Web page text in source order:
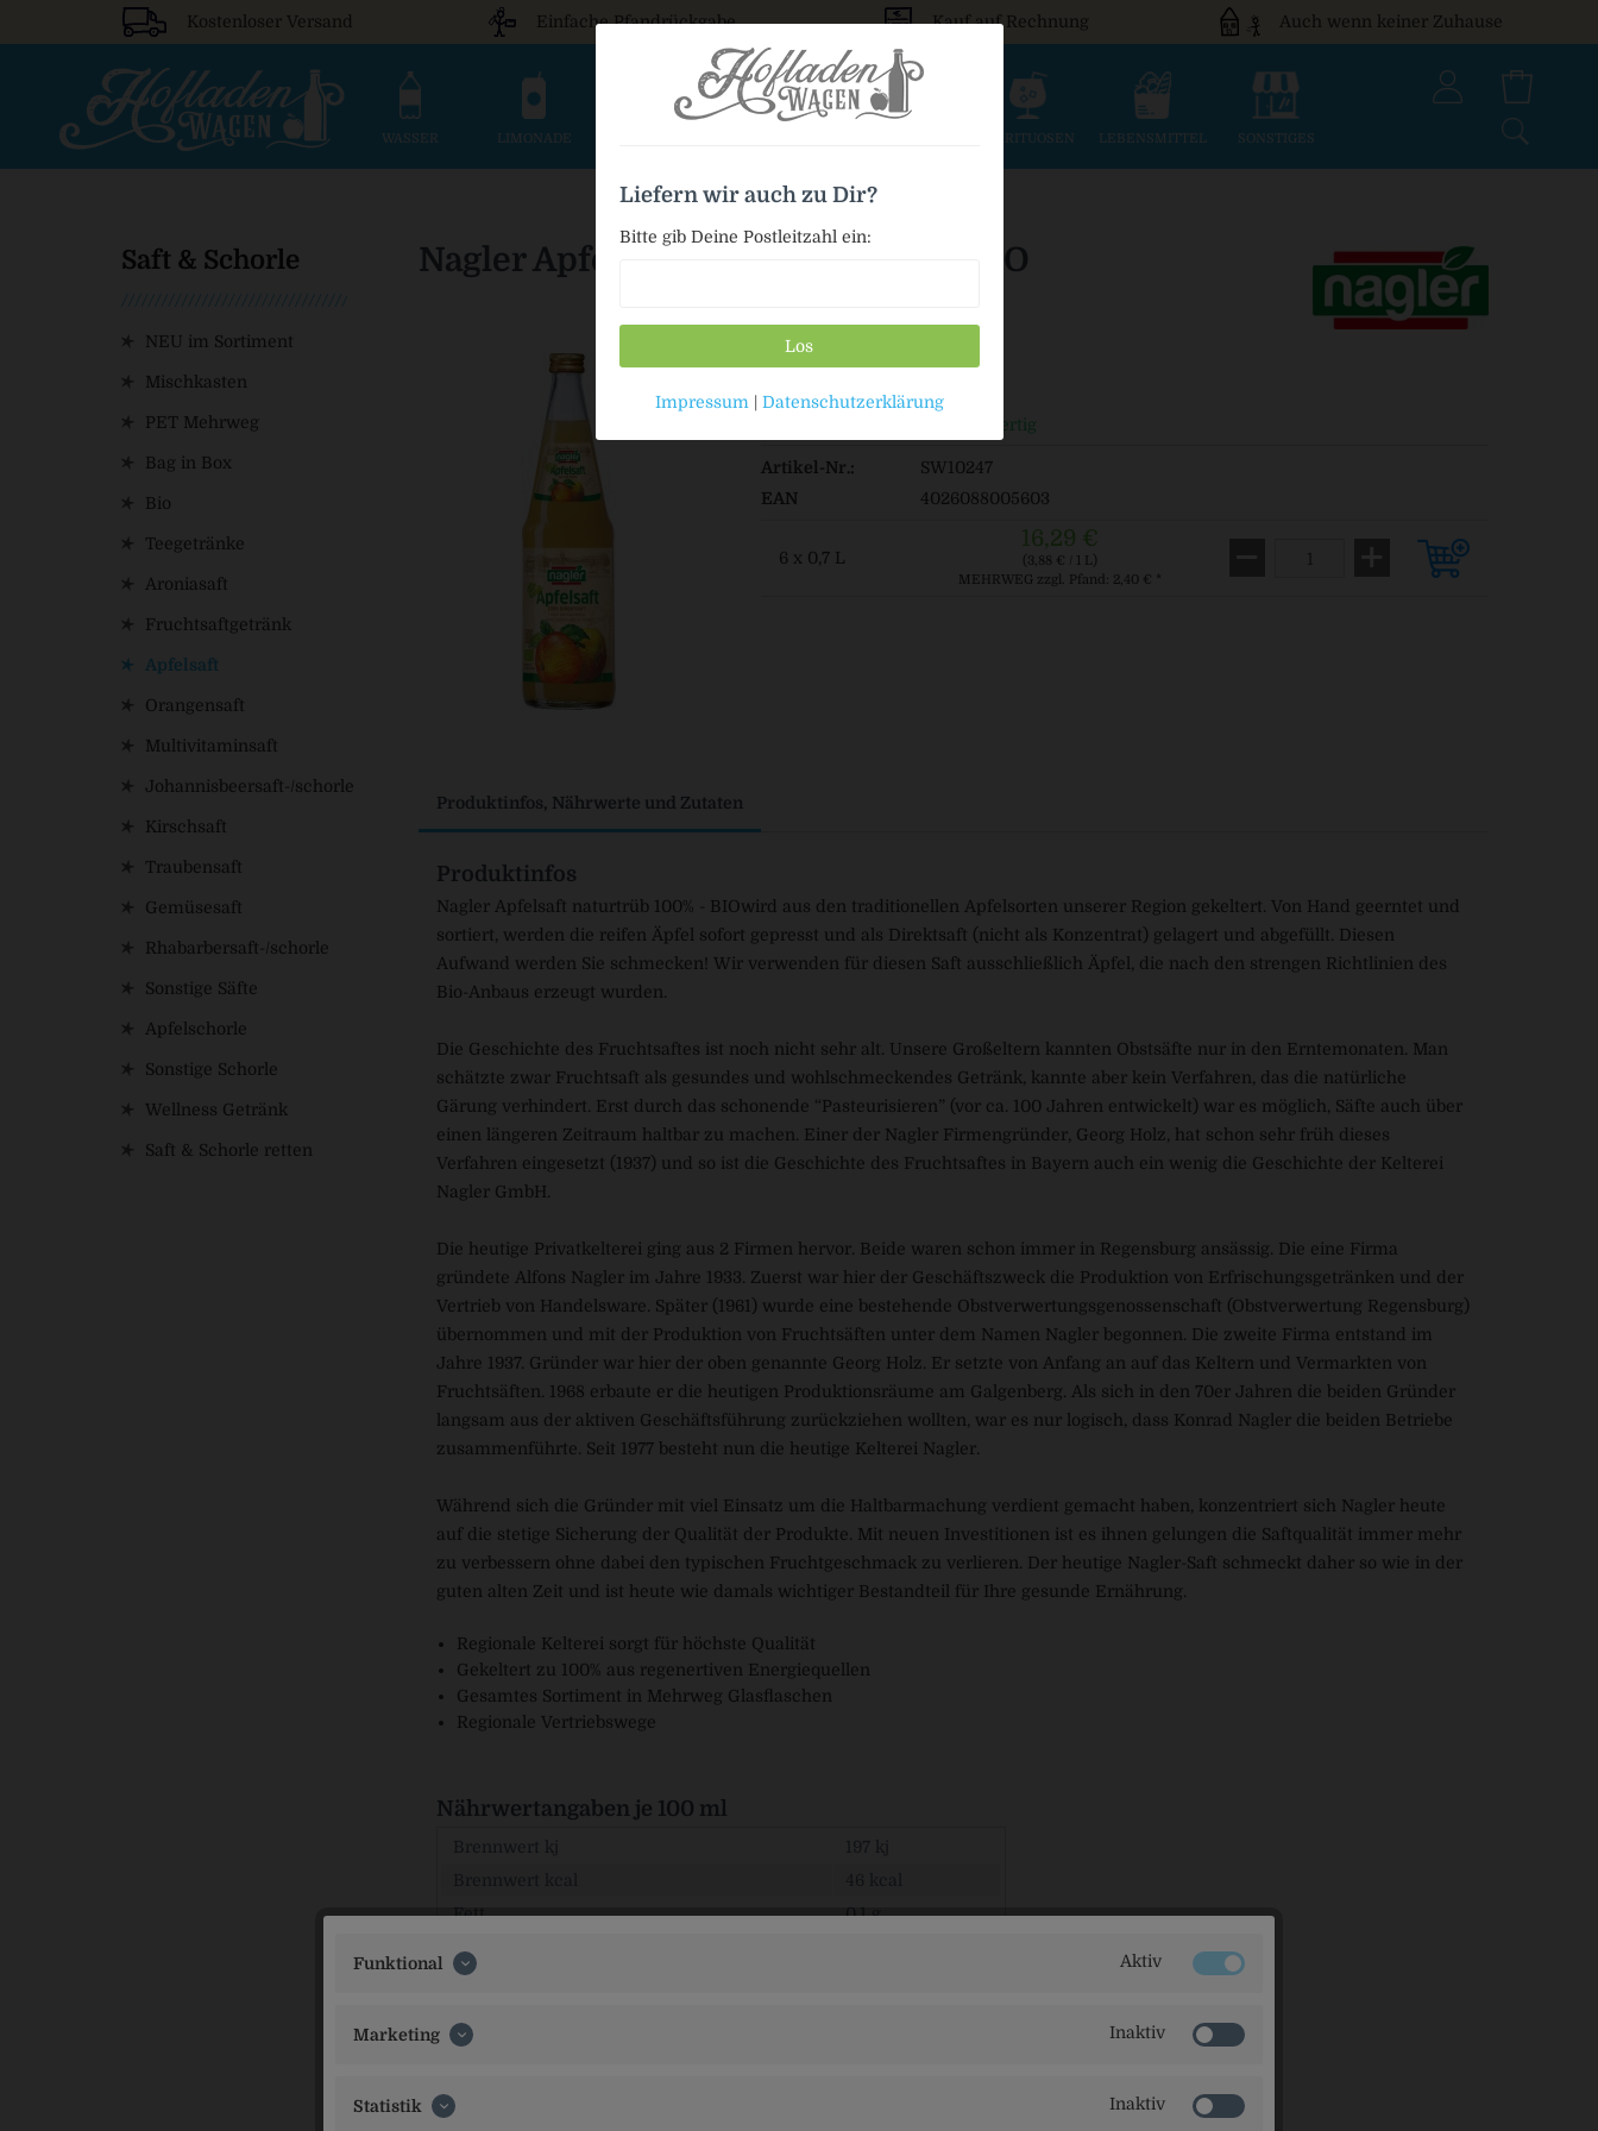
Kostenloser Versand Einfache Pfandrückgabe Kauf auf Rechnung Auch wenn keiner Zuhause
WASSER LIMONADE SPIRITUOSEN LEBENSMITTEL SONSTIGES
Saft & Schorle
NEU im Sortiment
Mischkasten
PET Mehrweg
Bag in Box
Bio
Teegetränke
Aroniasaft
Fruchtsaftgetränk
Apfelsaft
Orangensaft
Multivitaminsaft
Johannisbeersaft-/schorle
Kirschsaft
Traubensaft
Gemüsesaft
Rhabarbersaft-/schorle
Sonstige Säfte
Apfelschorle
Sonstige Schorle
Wellness Getränk
Saft & Schorle retten
Nagler Apfelsaft naturtrüb 100% - BIO
16,29 € *
Auf Lager / Sofort versandfertig
Artikel-Nr.:
SW10247
EAN
4026088005603
6 x 0,7 L
16,29 €
(3,88 € / 1 L)
MEHRWEG zzgl. Pfand: 2,40 € *
Produktinfos, Nährwerte und Zutaten
Produktinfos
Nagler Apfelsaft naturtrüb 100% - BIOwird aus den traditionellen Apfelsorten unserer Region gekeltert. Von Hand geerntet und
sortiert, werden die reifen Äpfel sofort gepresst und als Direktsaft (nicht als Konzentrat) gelagert und abgefüllt. Diesen
Aufwand werden Sie schmecken! Wir verwenden für diesen Saft ausschließlich Äpfel, die nach den strengen Richtlinien des
Bio-Anbaus erzeugt wurden.
Die Geschichte des Fruchtsaftes ist noch nicht sehr alt. Unsere Großeltern kannten Obstsäfte nur in den Erntemonaten. Man
schätzte zwar Fruchtsaft als gesundes und wohlschmeckendes Getränk, kannte aber kein Verfahren, das die natürliche
Gärung verhindert. Erst durch das schonende “Pasteurisieren” (vor ca. 100 Jahren entwickelt) war es möglich, Säfte auch über
einen längeren Zeitraum haltbar zu machen. Einer der Nagler Firmengründer, Georg Holz, hat schon sehr früh dieses
Verfahren eingesetzt (1937) und so ist die Geschichte des Fruchtsaftes in Bayern auch ein wenig die Geschichte der Kelterei
Nagler GmbH.
Die heutige Privatkelterei ging aus 2 Firmen hervor. Beide waren schon immer in Regensburg ansässig. Die eine Firma
gründete Alfons Nagler im Jahre 1933. Zuerst war hier der Geschäftszweck die Produktion von Erfrischungsgetränken und der
Vertrieb von Handelsware. Später (1961) wurde eine bestehende Obstverwertungsgenossenschaft (Obstverwertung Regensburg)
übernommen und mit der Produktion von Fruchtsäften unter dem Namen Nagler begonnen. Die zweite Firma entstand im
Jahre 1937. Gründer war hier der oben genannte Georg Holz. Er setzte von Anfang an auf das Keltern und Vermarkten von
Fruchtsäften. 1968 erbaute er die heutigen Produktionsräume am Galgenberg. Als sich in den 70er Jahren die beiden Gründer
langsam aus der aktiven Geschäftsführung zurückziehen wollten, war es nur logisch, dass Konrad Nagler die beiden Betriebe
zusammenführte. Seit 1977 besteht nun die heutige Kelterei Nagler.
Während sich die Gründer mit viel Einsatz um die Haltbarmachung verdient gemacht haben, konzentriert sich Nagler heute
auf die stetige Sicherung der Qualität der Produkte. Mit neuen Investitionen ist es ihnen gelungen die Saftqualität immer mehr
zu verbessern ohne dabei den typischen Fruchtgeschmack zu verlieren. Der heutige Nagler-Saft schmeckt daher so wie in der
guten alten Zeit und ist heute wie damals wichtiger Bestandteil für Ihre gesunde Ernährung.
Regionale Kelterei sorgt für höchste Qualität
Gekeltert zu 100% aus regenertiven Energiequellen
Gesamtes Sortiment in Mehrweg Glasflaschen
Regionale Vertriebswege
Nährwertangaben je 100 ml
Brennwert kj
197 kj
Fett
0,1 g
Kohlenhydrate
Ballaststoffe
Salz
Funktional Aktiv
Marketing Inaktiv
Statistik Inaktiv
Liefern wir auch zu Dir?
Bitte gib Deine Postleitzahl ein:
Los
Impressum | Datenschutzerklärung